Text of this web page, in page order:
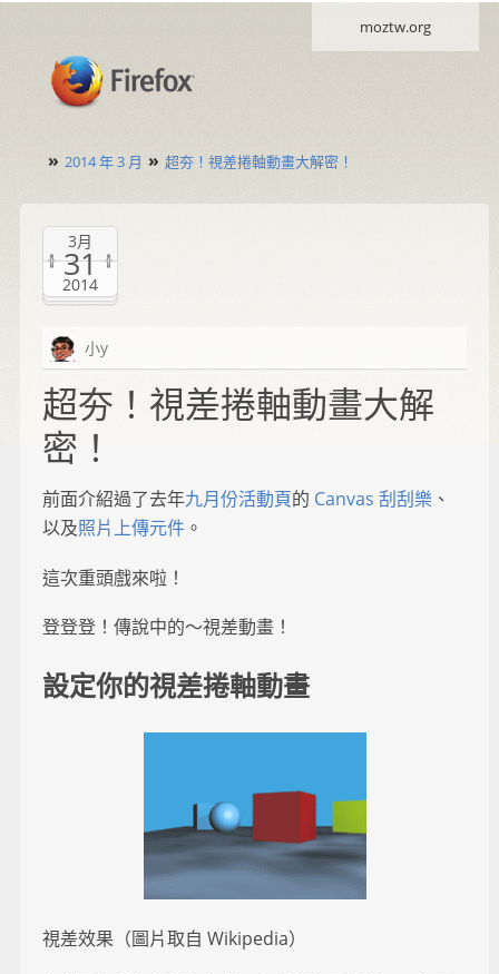
moztw.org
» 2014 年 3 月 » 超夯！視差捲軸動畫大解密！
3月
31
2014
小y
超夯！視差捲軸動畫大解
密！
前面介紹過了去年九月份活動頁的 Canvas 刮刮樂 、
以及照片上傳元件 。
這次重頭戲來啦！
登登登！傳說中的～視差動畫！
設定你的視差捲軸動畫
視差效果（圖片取自 Wikipedia）